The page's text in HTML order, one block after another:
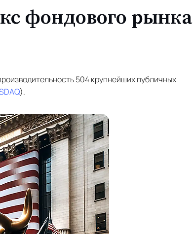
фондового рынка
504 крупнейших публичных
).